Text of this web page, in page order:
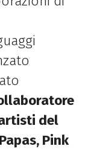
del
Pink